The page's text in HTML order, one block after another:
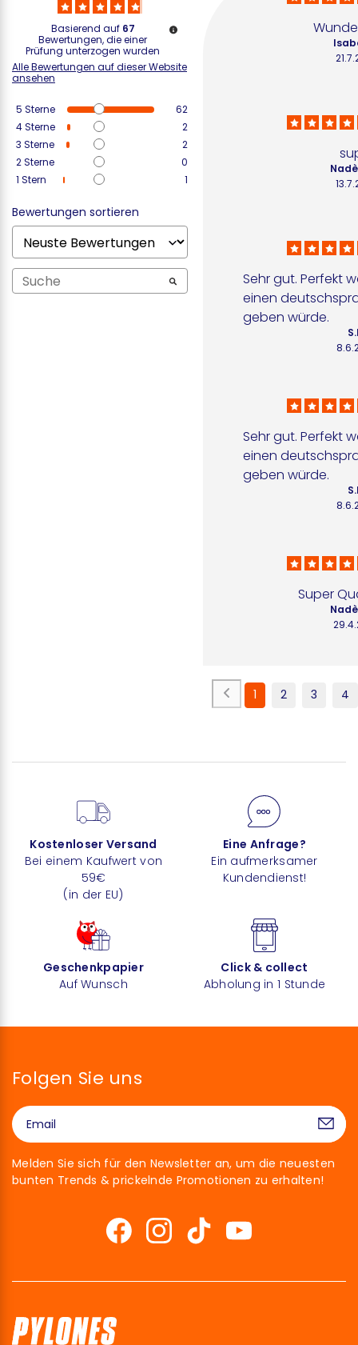
Basierend auf 67
Bewertungen, die einer
Prüfung unterzogen wurden
Alle Bewertungen auf dieser Website
ansehen
5 Sterne
62
4Sterne
2
3 Sterne
2
2Sterne
0
1 Stern 1
Bewertungen sortieren
Sehr gut. Perfekt
einen
geben würde.
Sehr gut. Perfekt
einen
geben würde.
Super
1 2 3 4
Kostenloser Versand
Bei einem Kaufwert von
59€
(in der EU)
Eine Anfrage?
Ein aufmerksamer
Kundendienst!
Geschenkpapier
Auf Wunsch
Click & collect
Abholung in 1 Stunde
Folgen Sie uns
Melden Sie sich für den Newsletter an, um die neuesten
bunten Trends & prickelnde Promotionen zu erhalten!